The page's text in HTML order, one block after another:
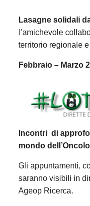
Lasagne solidali
l’amichevole
territorio regionale
Febbraio – Marzo
Incontri di
mondo
Gli appuntamenti,
saranno visibili in
Ageop Ricerca.